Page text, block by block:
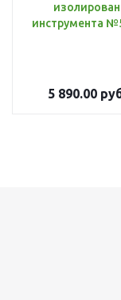
5 890.00